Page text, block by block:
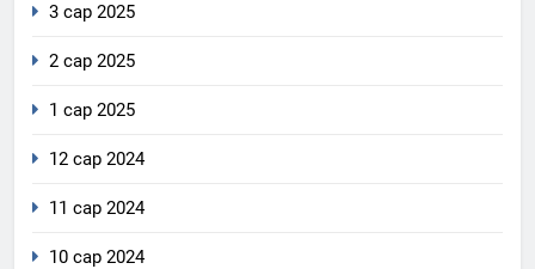
3 сар 2025
2 сар 2025
1 сар 2025
12 сар 2024
11 сар 2024
10 сар 2024